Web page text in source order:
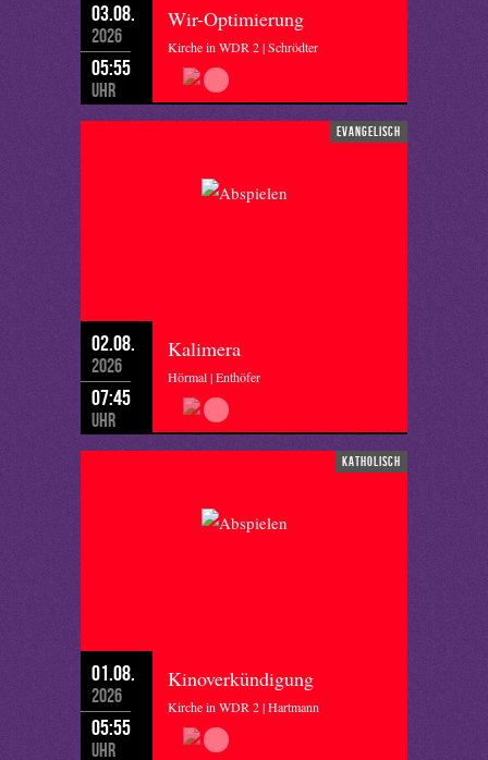
03.08.
2026
05:55
Uhr
Wir-Optimierung
Kirche in WDR 2 | Schrödter
evangelisch
02.08.
2026
07:45
Uhr
Kalimera
Hörmal | Enthöfer
katholisch
01.08.
2026
05:55
Uhr
Kinoverkündigung
Kirche in WDR 2 | Hartmann